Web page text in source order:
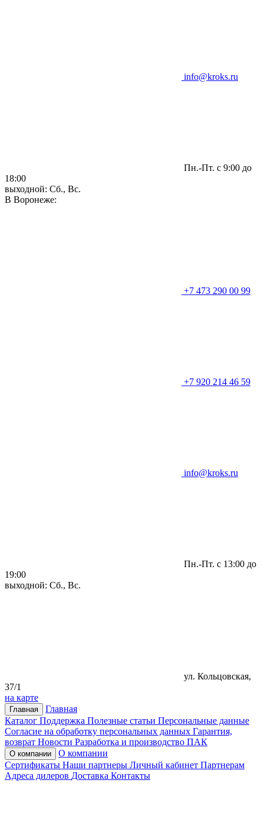
info@kroks.ru
Пн.-Пт. с 9:00 до
18:00
выходной: Сб., Вс.
В Воронеже:
+7 473 290 00 99
+7 920 214 46 59
info@kroks.ru
Пн.-Пт. с 13:00 до
19:00
выходной: Сб., Вс.
ул. Кольцовская,
37/1
на карте
Главная
Главная
Каталог Поддержка Полезные статьи Персональные данные
Согласие на обработку персональных данных Гарантия,
возврат Новости Разработка и производство ПАК
О компании
О компании
Сертификаты Наши партнеры Личный кабинет Партнерам
Адреса дилеров Доставка Контакты